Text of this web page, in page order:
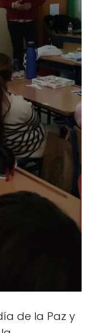
de la Paz y